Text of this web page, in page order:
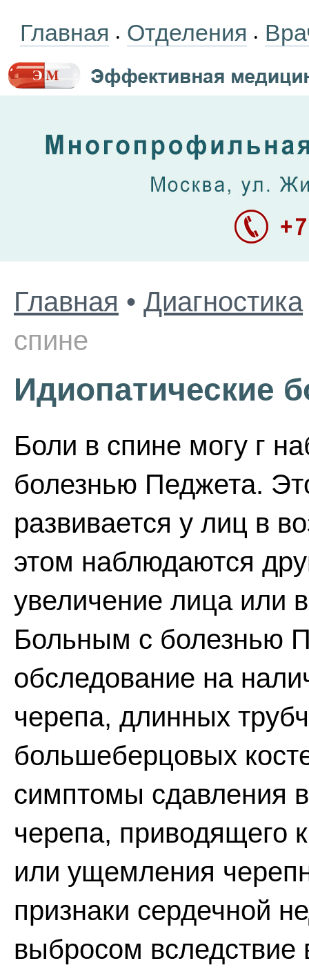
Главная • Отделения •
Главная • Диагностика
спине
Идиопатические
Боли в спине могу г
болезнью Педжета.
развивается у лиц в
этом наблюдаются
увеличение лица или
Больным с болезнью
обследование на
черепа, длинных
большеберцовых
симптомы сдавления
черепа, приводящего
или ущемления
признаки сердечной
выбросом вследствие